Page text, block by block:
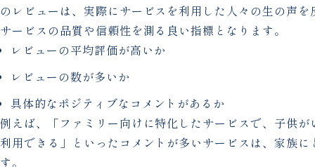
のレビューは、実際にサービスを利用した人々の生の声
サービスの品質や信頼性を測る良い指標となります。
レビューの平均評価が高いか
レビューの数が多いか
具体的なポジティブなコメントがあるか
例えば、「ファミリー向けに特化したサービスで、子供が
利用できる」といったコメントが多いサービスは、家族に
す。